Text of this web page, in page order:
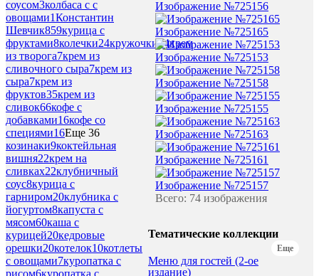
соусом3колбаса с с
овощами1Константин
Шевчик859курица с
фруктами8колечки24кружочки24крем
из творога7крем из
сливочного сыра7крем из
сыра7крем из
фруктов35крем из
сливок66кофе с
добавками16кофе со
специями16Еще 36
козинаки9коктейльная
вишня22крем на
сливках22клубничный
соус8курица с
гарниром20клубника с
йогуртом8капуста с
мясом60каша с
курицей20кедровые
орешки20котелок10котлеты
с овощами7куропатка с
рисом6куропатка с
Изображение №725156
Изображение №725165
Изображение №725153
Изображение №725158
Изображение №725155
Изображение №725163
Изображение №725161
Изображение №725157
Всего: 74 изображения
Тематические коллекции
Еще
Меню для гостей (2-ое
издание)